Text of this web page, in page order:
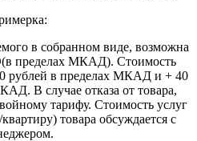
в собранном виде, возможна
пределах МКАД). Стоимость
рублей в пределах МКАД и + 40
В случае отказа от товара,
тарифу. Стоимость услуг
товара обсуждается с